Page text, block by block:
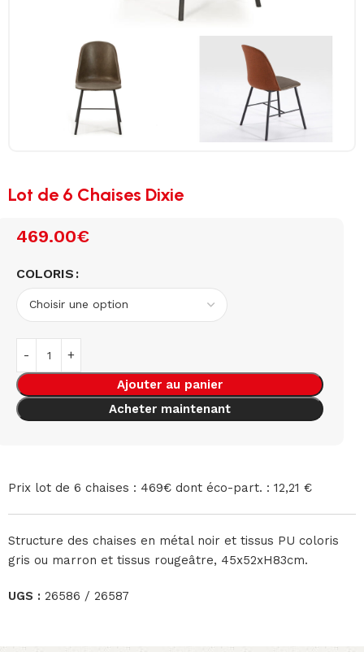
Lot de 6 Chaises Dixie
469.00€
COLORIS
Ajouter au panier
Acheter maintenant
Prix lot de 6 chaises : 469€ dont éco-part. : 12,21 €
Structure des chaises en métal noir et tissus PU coloris
gris ou marron et tissus rougeâtre, 45x52xH83cm.
UGS : 26586 / 26587